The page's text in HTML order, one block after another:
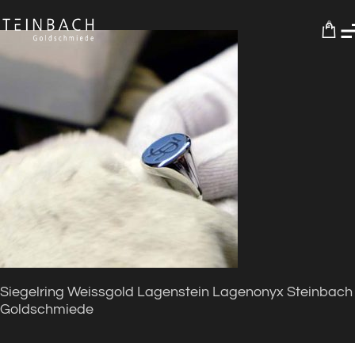
0
Siegelring Weissgold Lagenstein Lagenonyx Steinbach
Goldschmiede